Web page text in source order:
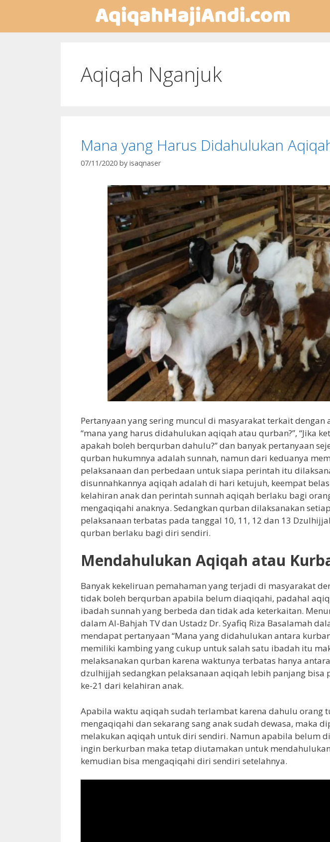
Aqiqah Nganjuk
Mana yang Harus Didahulukan
07/11/2020 by isaqnaser
Pertanyaan yang sering muncul di masyarakat terkait
“mana yang harus didahulukan aqiqah atau qurban?”, “Jika
apakah boleh berqurban dahulu?” dan banyak pertanyaan
qurban hukumnya adalah sunnah, namun dari keduanya
pelaksanaan dan perbedaan untuk siapa perintah itu
disunnahkannya aqiqah adalah di hari ketujuh, keempat
kelahiran anak dan perintah sunnah aqiqah berlaku bagi
mengaqiqahi anaknya. Sedangkan qurban dilaksanakan
pelaksanaan terbatas pada tanggal 10, 11, 12 dan 13
qurban berlaku bagi diri sendiri.
Mendahulukan Aqiqah atau
Banyak kekeliruan pemahaman yang terjadi di masyarakat
tidak boleh berqurban apabila belum diaqiqahi, padahal
ibadah sunnah yang berbeda dan tidak ada keterkaitan.
dalam Al-Bahjah TV dan Ustadz Dr. Syafiq Riza Basalamah
mendapat pertanyaan “Mana yang didahulukan antara
memiliki kambing yang cukup untuk salah satu ibadah itu
melaksanakan qurban karena waktunya terbatas hanya
dzulhijjah sedangkan pelaksanaan aqiqah lebih panjang bisa
ke-21 dari kelahiran anak.
Apabila waktu aqiqah sudah terlambat karena dahulu orang
mengaqiqahi dan sekarang sang anak sudah dewasa, maka
melakukan aqiqah untuk diri sendiri. Namun apabila belum
ingin berkurban maka tetap diutamakan untuk
kemudian bisa mengaqiqahi diri sendiri setelahnya.